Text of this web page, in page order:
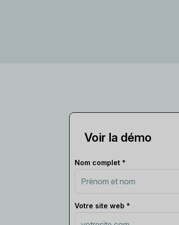
Voir la démo
Nom complet *
Votre site web *